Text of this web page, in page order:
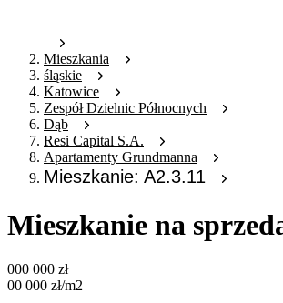
Mieszkania
śląskie
Katowice
Zespół Dzielnic Północnych
Dąb
Resi Capital S.A.
Apartamenty Grundmanna
Mieszkanie: A2.3.11
Mieszkanie na
000 000 zł
00 000 zł/m2